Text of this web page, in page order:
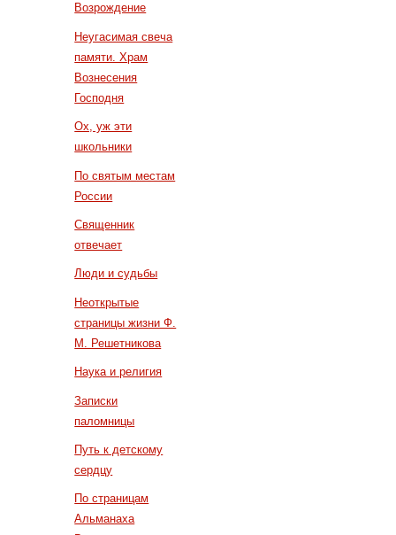
Возрождение
Неугасимая свеча
памяти. Храм
Вознесения
Господня
Ох, уж эти
школьники
По святым местам
России
Священник
отвечает
Люди и судьбы
Неоткрытые
страницы жизни Ф.
М. Решетникова
Наука и религия
Записки
паломницы
Путь к детскому
сердцу
По страницам
Альманаха